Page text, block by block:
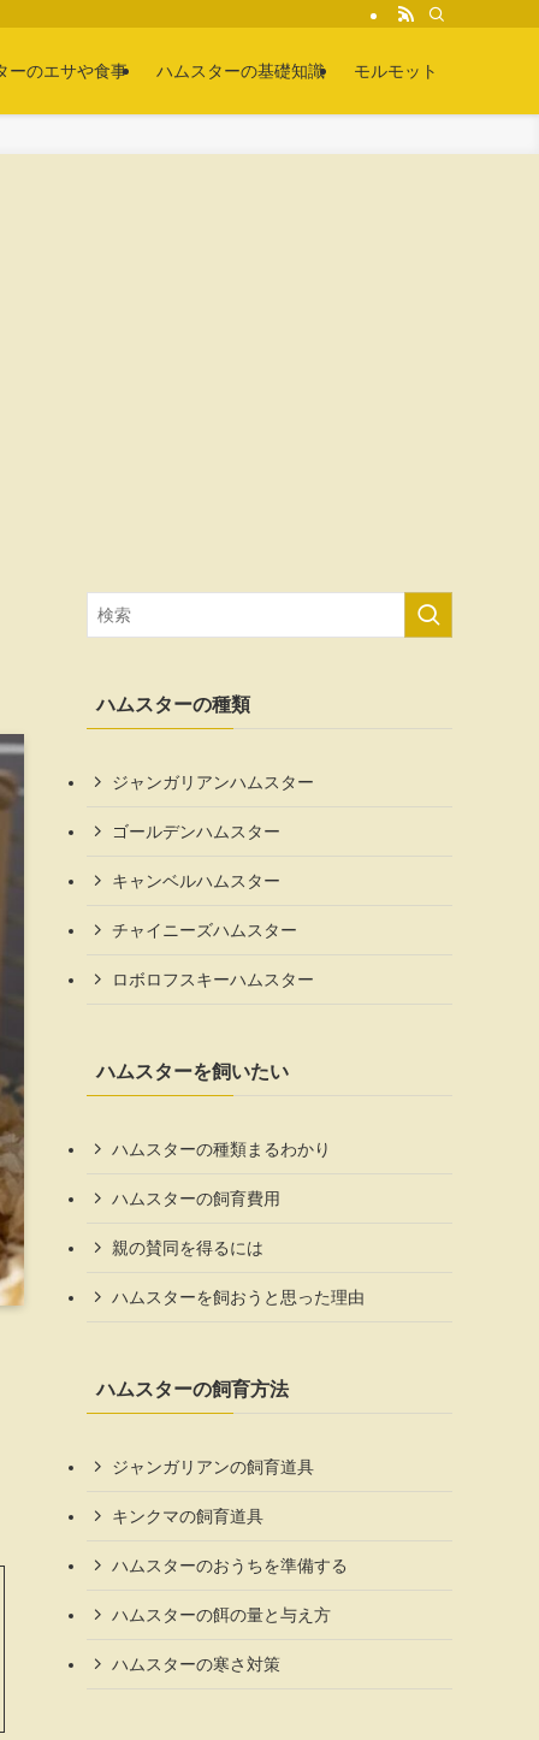
ーのエサや食事 ハムスターの基礎知識 モルモット
ハムスターの種類
ジャンガリアンハムスター
ゴールデンハムスター
キャンベルハムスター
チャイニーズハムスター
ロボロフスキーハムスター
ハムスターを飼いたい
ハムスターの種類まるわかり
ハムスターの飼育費用
親の賛同を得るには
ハムスターを飼おうと思った理由
ハムスターの飼育方法
ジャンガリアンの飼育道具
キンクマの飼育道具
ハムスターのおうちを準備する
ハムスターの餌の量と与え方
ハムスターの寒さ対策